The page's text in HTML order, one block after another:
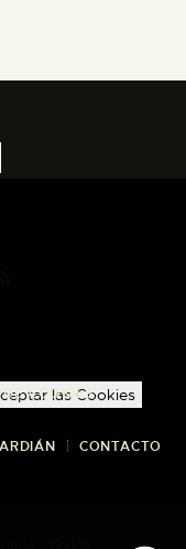
COOKIES
CONTACTO
· Todos
las Cookies